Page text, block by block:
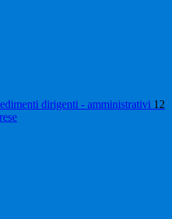
dirigenti - amministrativi 12